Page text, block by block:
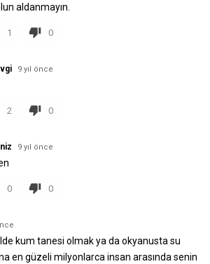
aldanmayın.
1 0
9 yıl önce
2 0
9 yıl önce
0 0
kum tanesi olmak ya da okyanusta su
en güzeli milyonlarca insan arasında senin